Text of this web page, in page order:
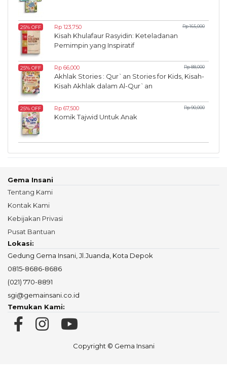
25% OFF Rp 123,750 Rp 165,000
Kisah Khulafaur Rasyidin: Keteladanan
Pemimpin yang Inspiratif
25% OFF Rp 66,000 Rp 88,000
Akhlak Stories : Qur`an Stories for Kids, Kisah-
Kisah Akhlak dalam Al-Qur`an
25% OFF Rp 67,500 Rp 90,000
Komik Tajwid Untuk Anak
Gema Insani
Tentang Kami
Kontak Kami
Kebijakan Privasi
Pusat Bantuan
Lokasi:
Gedung Gema Insani, Jl.Juanda, Kota Depok
0815-8686-8686
(021) 770-8891
sgi@gemainsani.co.id
Temukan Kami:
Copyright © Gema Insani